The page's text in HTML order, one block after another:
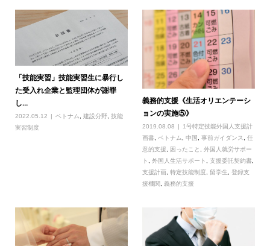
「技能実習」技能実習生に暴行し
た受入れ企業と監理団体が謝罪
し...
2022.05.12 ベトナム, 建設分野, 技能
実習制度
義務的支援《生活オリエンテーシ
ョンの実施⑤》
2019.08.08
1号特定技能外国人支援計
画書 ,ベトナム ,中国 ,事前ガイダンス ,任
意的支援
困ったこと ,外国人就労サポー
ト
,外国人生活サポート ,支援委託契約書
支援計画 ,特定技能制度 留学生 ,登録支
援機関
,義務的支援